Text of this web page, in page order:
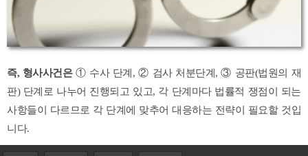
즉, 형사사건은① 수사 단계, ② 검사 처분단계, ③ 공판(법원의 재
판) 단계로 나누어 진행되고 있고, 각 단계마다 법률적 쟁점이 되는
사항들이 다르므로 각 단계에 맞추어 대응하는 전략이 필요할 것입
니다.